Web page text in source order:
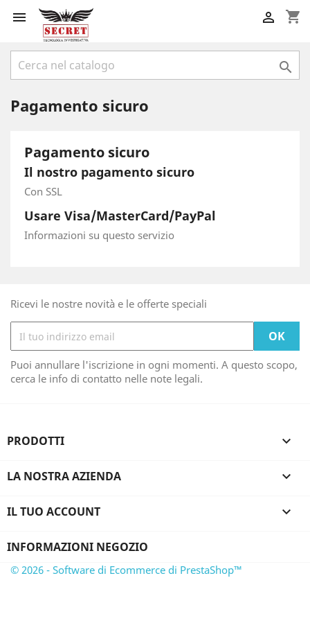
 shopping_cart


Pagamento sicuro
Pagamento sicuro
Il nostro pagamento sicuro
Con SSL
Usare Visa/MasterCard/PayPal
Informazioni su questo servizio
Ricevi le nostre novità e le offerte speciali
Puoi annullare l'iscrizione in ogni momenti. A questo scopo,
cerca le info di contatto nelle note legali.
PRODOTTI 
LA NOSTRA AZIENDA 
IL TUO ACCOUNT 
INFORMAZIONI NEGOZIO
© 2026 - Software di Ecommerce di PrestaShop™